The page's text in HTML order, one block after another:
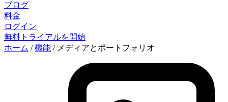
ブログ
料金
ログイン
無料トライアルを開始
ホーム / 機能 / メディアとポートフォリオ